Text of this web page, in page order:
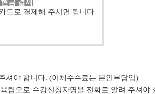
금 결제
드로 결제해 주시면 됩니다.
셔야 합니다. (이체수수료는 본인부담임)
팀으로 수강신청자명을 전화로 알려 주셔야